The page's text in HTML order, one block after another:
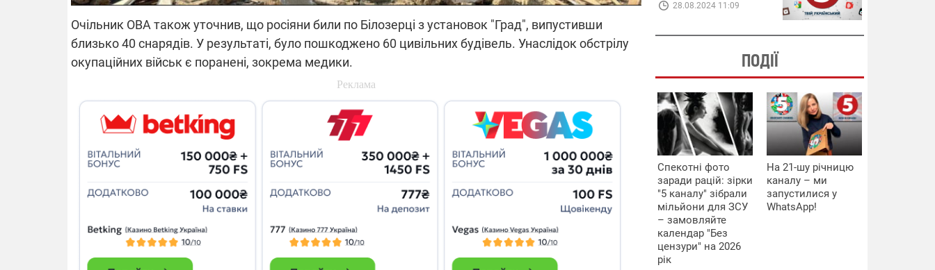
Очільник ОВА також уточнив, що росіяни били по Білозерці зустановок "Град", випустивши
близько 40 снарядів. У результаті, було пошкоджено 60 цивільних будівель. Унаслідокобстрілу
окупаційних військ є поранені, зокрема медики.
28.08.2024 11:09
ПОДІЇ
Спекотні фото
заради рацій: зірки
"5 каналу" зібрали
мільйони для ЗСУ
– замовляйте
календар "Без
цензури" на 2026
рік
На 21-шу річницю
каналу – ми
запустилися у
WhatsApp!